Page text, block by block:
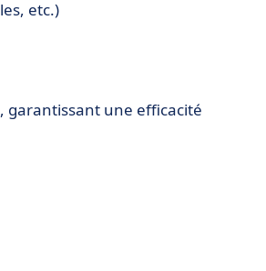
etc.)
garantissant une efficacité